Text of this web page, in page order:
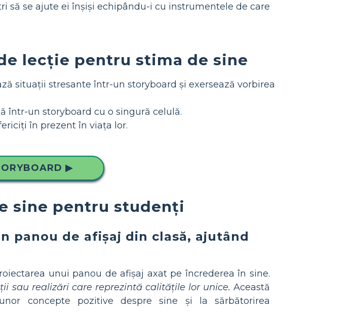
să se ajute ei înșiși echipându-i cu instrumentele de care
lecție pentru stima de sine
situații stresante într-un storyboard și exersează vorbirea
într-un storyboard cu o singură celulă.
în prezent în viața lor.
▶
sine pentru studenți
panou de afișaj din clasă, ajutând
unui panou de afișaj axat pe încrederea în sine.
sau realizări care reprezintă calitățile lor unice. Această
concepte pozitive despre sine și la sărbătorirea